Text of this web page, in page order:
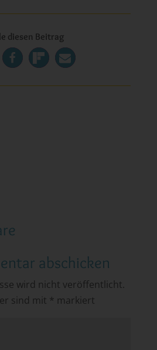
diesen Beitrag
abschicken
wird nicht veröffentlicht.
sind mit * markiert